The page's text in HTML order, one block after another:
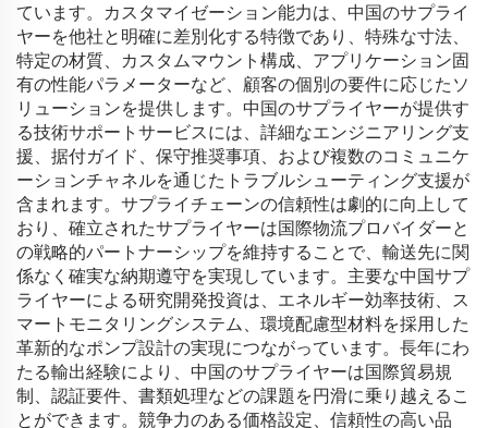
ています。カスタマイゼーション能力は、中国のサプライ
ヤーを他社と明確に差別化する特徴であり、特殊な寸法、
特定の材質、カスタムマウント構成、アプリケーション固
有の性能パラメーターなど、顧客の個別の要件に応じたソ
リューションを提供します。中国のサプライヤーが提供す
る技術サポートサービスには、詳細なエンジニアリング支
援、据付ガイド、保守推奨事項、および複数のコミュニケ
ーションチャネルを通じたトラブルシューティング支援が
含まれます。サプライチェーンの信頼性は劇的に向上して
おり、確立されたサプライヤーは国際物流プロバイダーと
の戦略的パートナーシップを維持することで、輸送先に関
係なく確実な納期遵守を実現しています。主要な中国サプ
ライヤーによる研究開発投資は、エネルギー効率技術、ス
マートモニタリングシステム、環境配慮型材料を採用した
革新的なポンプ設計の実現につながっています。長年にわ
たる輸出経験により、中国のサプライヤーは国際貿易規
制、認証要件、書類処理などの課題を円滑に乗り越えるこ
とができます。競争力のある価格設定、信頼性の高い品